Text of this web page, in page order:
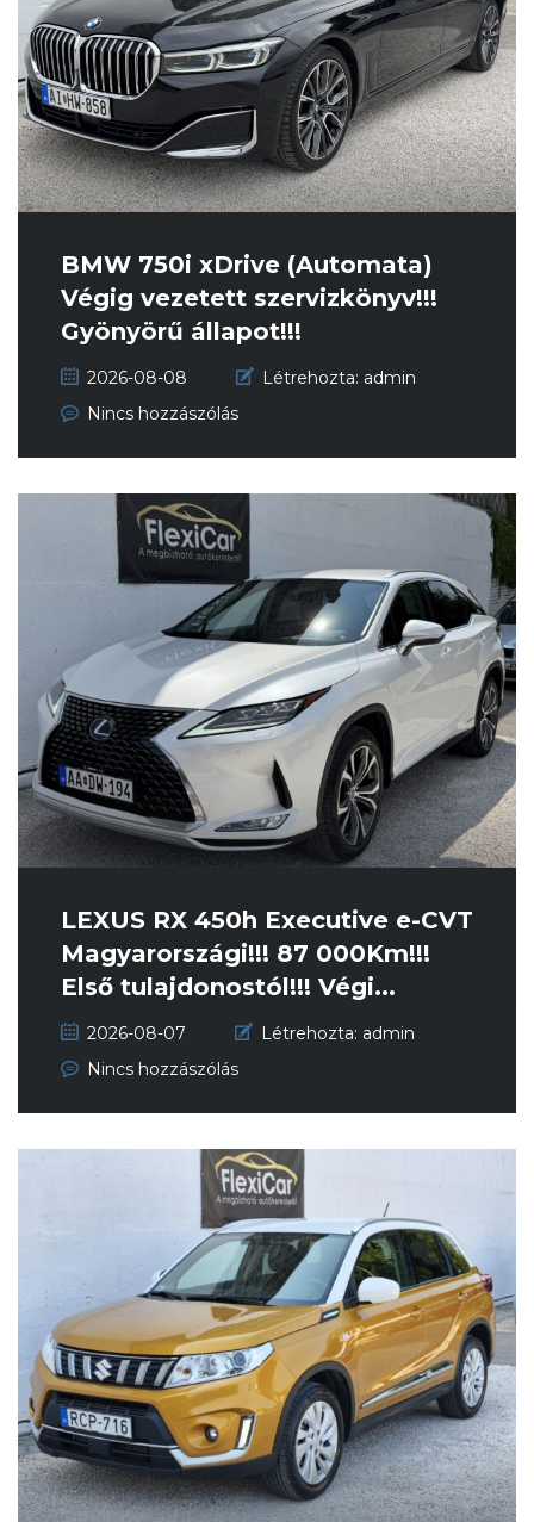
BMW 750i xDrive (Automata)
Végig vezetett szervizkönyv!!!
Gyönyörű állapot!!!
2026-08-08 Létrehozta: admin
Nincs hozzászólás
LEXUS RX 450h Executive e-CVT
Magyarországi!!! 87 000Km!!!
Első tulajdonostól!!! Végi...
2026-08-07 Létrehozta: admin
Nincs hozzászólás